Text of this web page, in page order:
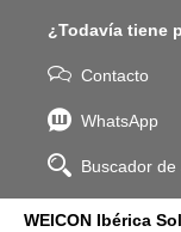
¿Todavía tiene
Contacto
WhatsApp
Buscador
WEICON Ibérica